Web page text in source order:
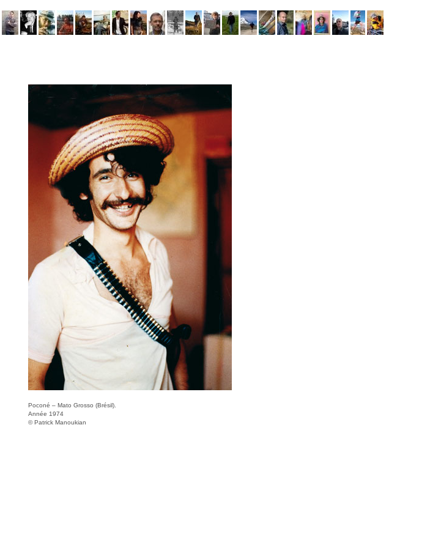
Poconé – Mato Grosso (Brésil).
Année 1974
© Patrick Manoukian